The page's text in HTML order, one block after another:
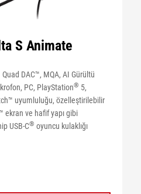
S Animate
Quad DAC™, MQA, AI Gürültü
PC, PlayStation® 5,
uyumluluğu, özelleştirilebilir
ekran ve hafif yapı gibi
USB-C® oyuncu kulaklığı